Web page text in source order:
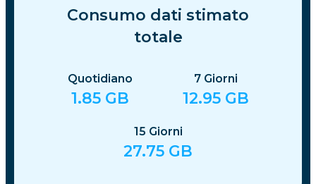
Consumo dati stimato
totale
Quotidiano
1.85 GB
7 Giorni
12.95 GB
15 Giorni
27.75 GB